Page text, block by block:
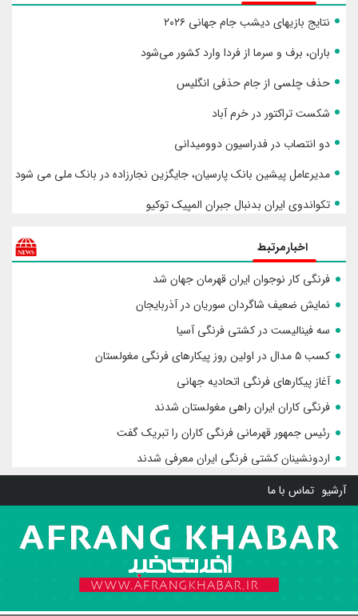
نتایج بازیهای دیشب جام جهانی ۲۰۲۶
باران، برف و سرما از فردا وارد کشور می‌شود
حذف چلسی از جام حذفی انگلیس
شکست تراکتور در خرم آباد
دو انتصاب در فدراسیون دوومیدانی
مدیرعامل پیشین بانک پارسیان، جایگزین نجارزاده در بانک ملی می شود
تکواندوی ایران بدنبال جبران المپیک توکیو
اخبارمرتبط
فرنگی کار نوجوان ایران قهرمان جهان شد
نمایش ضعیف شاگردان سوریان در آذربایجان
سه فینالیست در کشتی فرنگی آسیا
کسب ۵ مدال در اولین روز پیکارهای فرنگی مغولستان
آغاز پیکارهای فرنگی اتحادیه جهانی
فرنگی کاران ایران راهی مغولستان شدند
رئیس جمهور قهرمانی فرنگی کاران را تبریک گفت
اردونشینان کشتی فرنگی ایران معرفی شدند
آرشیو تماس با ما